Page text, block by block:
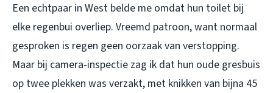
Een echtpaar in West belde me omdat hun toilet bij
elke regenbui overliep. Vreemd patroon, want normaal
gesproken is regen geen oorzaak van verstopping.
Maar bij camera-inspectie zag ik dat hun oude gresbuis
op twee plekken was verzakt, met knikken van bijna 45